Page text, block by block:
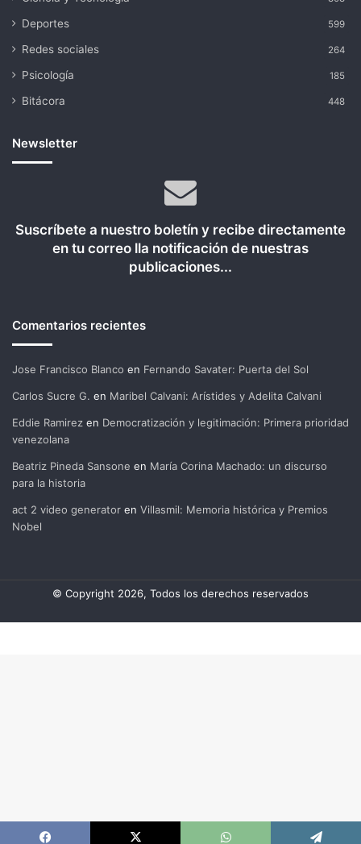
Deportes 599
Redes sociales 264
Psicología 185
Bitácora 448
Newsletter
Suscríbete a nuestro boletín y recibe directamente
en tu correo lla notificación de nuestras
publicaciones...
Comentarios recientes
Jose Francisco Blanco en Fernando Savater: Puerta del Sol
Carlos Sucre G. en Maribel Calvani: Arístides y Adelita Calvani
Eddie Ramirez en Democratización y legitimación: Primera prioridad
venezolana
Beatriz Pineda Sansone en María Corina Machado: un discurso
para la historia
act 2 video generator en Villasmil: Memoria histórica y Premios
Nobel
© Copyright 2026, Todos los derechos reservados